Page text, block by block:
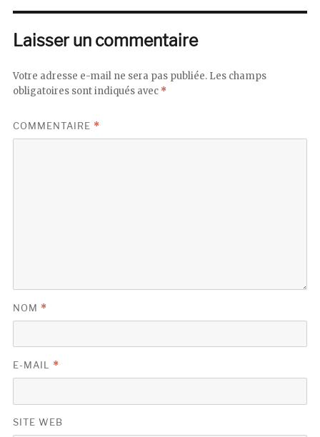
Laisser un commentaire
Votre adresse e-mail ne sera pas publiée. Les champs
obligatoires sont indiqués avec *
COMMENTAIRE *
NOM *
E-MAIL *
SITE WEB